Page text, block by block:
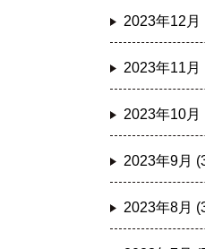
2023年12月
2023年11月
2023年10月
2023年9月
2023年8月